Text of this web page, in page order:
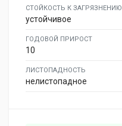
СТОЙКОСТЬ К ЗАГРЯЗНЕНИЮ
устойчивое
ГОДОВОЙ ПРИРОСТ
10
ЛИСТОПАДНОСТЬ
нелистопадное